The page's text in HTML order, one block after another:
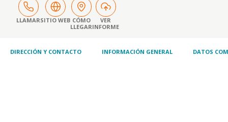
LLAMARSITIO WEB CÓMO
LLEGAR
VER
INFORME
DIRECCIÓN Y CONTACTO INFORMACIÓN GENERAL DATOS